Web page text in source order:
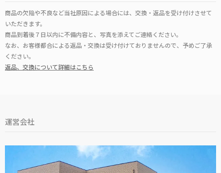
商品の欠陥や不良など当社原因による場合には、交換・返品を受け付けさせて
いただきます。
商品到着後７日以内に不備内容と、写真を添えてご連絡ください。
なお、お客様都合による返品・交換は受け付けておりませんので、予めご了承
ください。
返品、交換について詳細はこちら
運営会社